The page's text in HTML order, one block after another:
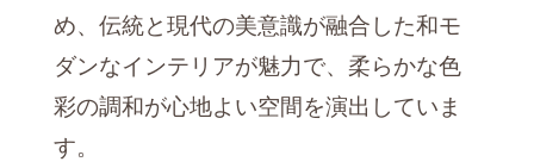
め、伝統と現代の美意識が融合した和モ
ダンなインテリアが魅力で、柔らかな色
彩の調和が心地よい空間を演出していま
す。